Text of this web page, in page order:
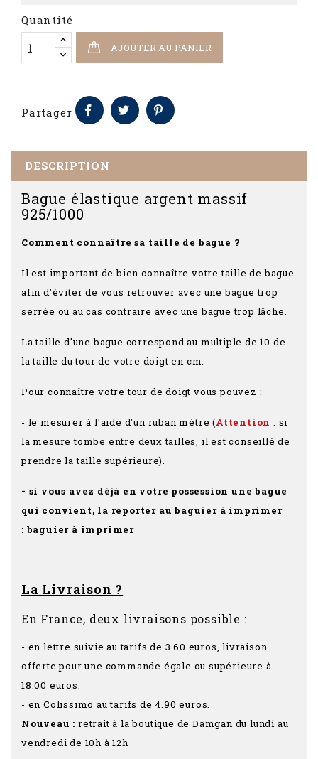
Quantité
AJOUTER AU PANIER
Partager
DESCRIPTION
Bague élastique argent massif
925/1000
Comment connaître sa taille de bague ?
Il est important de bien connaître votre taille de bague
afin d'éviter de vous retrouver avec une bague trop
serrée ou au cas contraire avec une bague trop lâche.
La taille d'une bague correspond au multiple de 10 de
la taille du tour de votre doigt en cm.
Pour connaître votre tour de doigt vous pouvez :
- le mesurer à l'aide d'un ruban mètre (Attention : si
la mesure tombe entre deux tailles, il est conseillé de
prendre la taille supérieure).
- si vous avez déjà en votre possession une bague
qui convient, la reporter au baguier à imprimer
: baguier à imprimer
La Livraison ?
En France, deux livraisons possible :
- en lettre suivie au tarifs de 3.60 euros, livraison
offerte pour une commande égale ou supérieure à
18.00 euros.
- en Colissimo au tarifs de 4.90 euros.
Nouveau : retrait à la boutique de Damgan du lundi au
vendredi de 10h à 12h